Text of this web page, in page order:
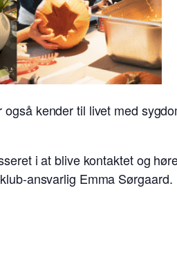
kender til livet med
i at blive kontaktet og
ansvarlig Emma Sørgaard.